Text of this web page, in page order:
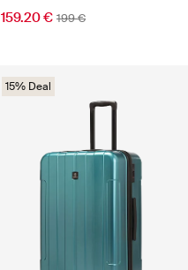
159.20 € 199 €
15% Deal